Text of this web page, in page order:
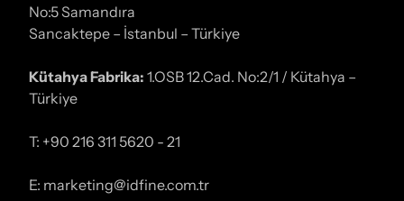
No:5 Samandıra
Sancaktepe – İstanbul – Türkiye
Kütahya Fabrika: 1.OSB 12.Cad. No:2/1 / Kütahya –
Türkiye
T: +90 216 311 5620 - 21
E: marketing@idfine.com.tr